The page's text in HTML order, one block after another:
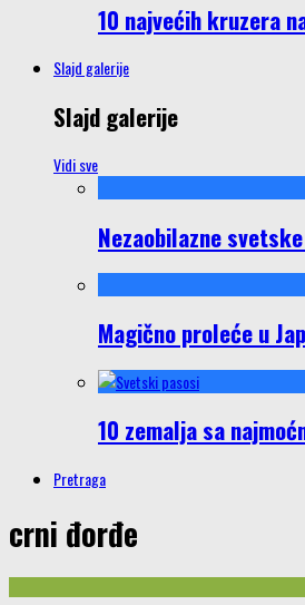
10 najvećih kruzera
Slajd galerije
Slajd galerije
Vidi sve
Nezaobilazne
Magično proleće u
10 zemalja sa
Pretraga
crni đorđe